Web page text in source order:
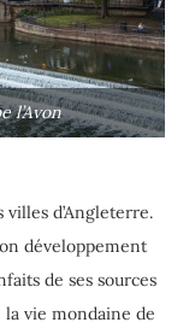
l’Avon
villes d’Angleterre.
développement
de ses sources
vie mondaine de